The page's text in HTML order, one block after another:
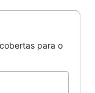
o ano novo
para o